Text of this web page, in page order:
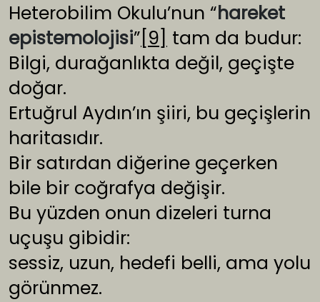
Heterobilim Okulu’nun “hareket
epistemolojisi” [9] tam da budur:
Bilgi, durağanlıkta değil, geçişte
doğar.
Ertuğrul Aydın’ın şiiri, bu geçişlerin
haritasıdır.
Bir satırdan diğerine geçerken
bile bir coğrafya değişir.
Bu yüzden onun dizeleri turna
uçuşu gibidir:
sessiz, uzun, hedefi belli, ama yolu
görünmez.